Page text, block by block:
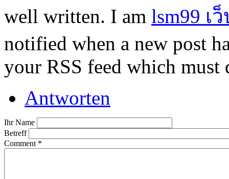
well written. I am lsm99 เ
notified when a new post
your RSS feed which
Antworten
Ihr Name
Betreff
Comment *